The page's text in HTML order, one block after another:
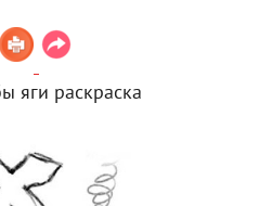
яги раскраска